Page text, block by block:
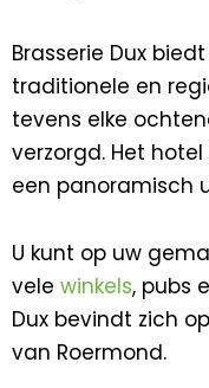
Brasserie Dux
traditionele en
tevens elke
verzorgd. Het
een panoramisch
U kunt op uw
vele winkels, pubs
Dux bevindt zich
van Roermond.